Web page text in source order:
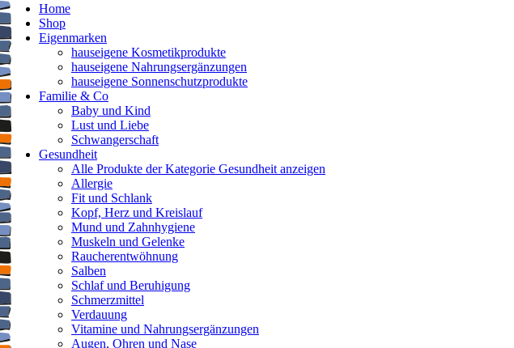
Home
Shop
Eigenmarken
hauseigene Kosmetikprodukte
hauseigene Nahrungsergänzungen
hauseigene Sonnenschutzprodukte
Familie & Co
Baby und Kind
Lust und Liebe
Schwangerschaft
Gesundheit
Alle Produkte der Kategorie Gesundheit anzeigen
Allergie
Fit und Schlank
Kopf, Herz und Kreislauf
Mund und Zahnhygiene
Muskeln und Gelenke
Raucherentwöhnung
Salben
Schlaf und Beruhigung
Schmerzmittel
Verdauung
Vitamine und Nahrungsergänzungen
Augen, Ohren und Nase